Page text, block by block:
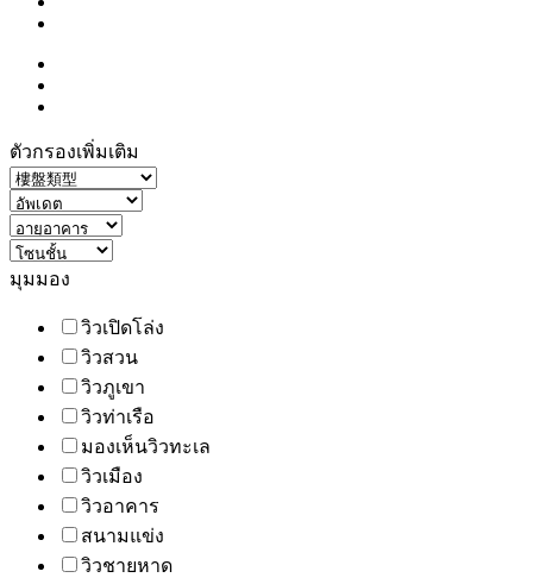
ตัวกรองเพิ่มเติม
มุมมอง
วิวเปิดโล่ง
วิวสวน
วิวภูเขา
วิวท่าเรือ
มองเห็นวิวทะเล
วิวเมือง
วิวอาคาร
สนามแข่ง
วิวชายหาด